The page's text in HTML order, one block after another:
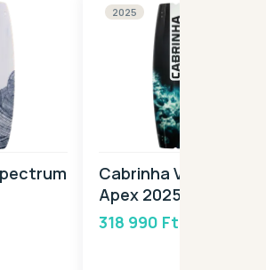
2025
Cabrinha Vapor
Apex 2025
318 990 Ft